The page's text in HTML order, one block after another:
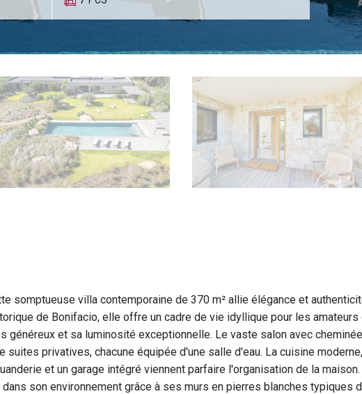
somptueuse villa contemporaine de 370 m² allie élégance et
de Bonifacio, elle offre un cadre de vie idyllique pour les
généreux et sa luminosité exceptionnelle. Le vaste salon avec
suites privatives, chacune équipée d'une salle d'eau. La cuisine
et un garage intégré viennent parfaire l'organisation de la
son environnement grâce à ses murs en pierres blanches typiques